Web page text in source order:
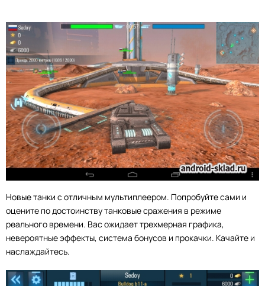
Новые танки с отличным мультиплеером. Попробуйте сами и
оцените по достоинству танковые сражения в режиме
реального времени. Вас ожидает трехмерная графика,
невероятные эффекты, система бонусов и прокачки. Качайте и
наслаждайтесь.